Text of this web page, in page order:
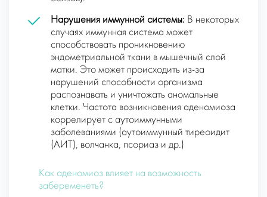
Нарушения иммунной системы: В некоторых
случаях иммунная система может
способствовать проникновению
эндометриальной ткани в мышечный слой
матки. Это может происходить из-за
нарушений способности организма
распознавать и уничтожать аномальные
клетки. Частота возникновения аденомиоза
коррелирует с аутоиммунными
заболеваниями (аутоиммунный тиреоидит
(АИТ), волчанка, псориаз и др.)
Как аденомиоз влияет на возможность
забеременеть?